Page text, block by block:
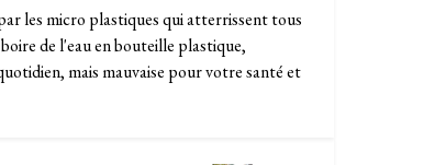
les micro plastiques qui atterrissent tous
de l'eau en bouteille plastique,
mais mauvaise pour votre santé et